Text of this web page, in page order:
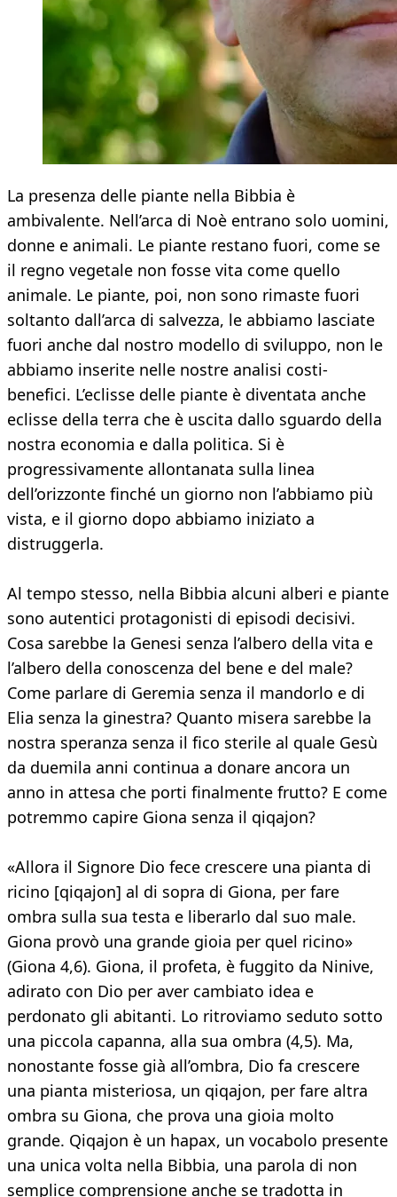
La presenza delle piante nella Bibbia è
ambivalente. Nell’arca di Noè entrano solo uomini,
donne e animali. Le piante restano fuori, come se
il regno vegetale non fosse vita come quello
animale. Le piante, poi, non sono rimaste fuori
soltanto dall’arca di salvezza, le abbiamo lasciate
fuori anche dal nostro modello di sviluppo, non le
abbiamo inserite nelle nostre analisi costi-
benefici. L’eclisse delle piante è diventata anche
eclisse della terra che è uscita dallo sguardo della
nostra economia e dalla politica. Si è
progressivamente allontanata sulla linea
dell’orizzonte finché un giorno non l’abbiamo più
vista, e il giorno dopo abbiamo iniziato a
distruggerla.
Al tempo stesso, nella Bibbia alcuni alberi e piante
sono autentici protagonisti di episodi decisivi.
Cosa sarebbe la Genesi senza l’albero della vita e
l’albero della conoscenza del bene e del male?
Come parlare di Geremia senza il mandorlo e di
Elia senza la ginestra? Quanto misera sarebbe la
nostra speranza senza il fico sterile al quale Gesù
da duemila anni continua a donare ancora un
anno in attesa che porti finalmente frutto? E come
potremmo capire Giona senza il qiqajon?
«Allora il Signore Dio fece crescere una pianta di
ricino [qiqajon] al di sopra di Giona, per fare
ombra sulla sua testa e liberarlo dal suo male.
Giona provò una grande gioia per quel ricino»
(Giona 4,6). Giona, il profeta, è fuggito da Ninive,
adirato con Dio per aver cambiato idea e
perdonato gli abitanti. Lo ritroviamo seduto sotto
una piccola capanna, alla sua ombra (4,5). Ma,
nonostante fosse già all’ombra, Dio fa crescere
una pianta misteriosa, un qiqajon, per fare altra
ombra su Giona, che prova una gioia molto
grande. Qiqajon è un hapax, un vocabolo presente
una unica volta nella Bibbia, una parola di non
semplice comprensione anche se tradotta in